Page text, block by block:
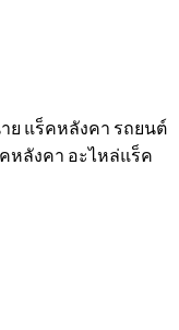
ย แร็คหลังคา รถยนต์
หลังคา อะไหล่แร็ค